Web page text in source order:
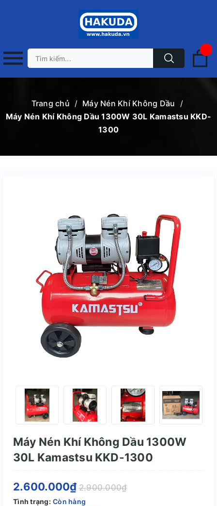
Trang chủ / Máy Nén Khí Không Dầu
/
Máy Nén Khí Không Dầu 1300W 30L Kamastsu KKD-
1300
Máy Nén Khí Không Dầu 1300W
30L Kamastsu KKD-1300
2.600.000₫ 2.900.000₫
Tình trạng: Còn hàng